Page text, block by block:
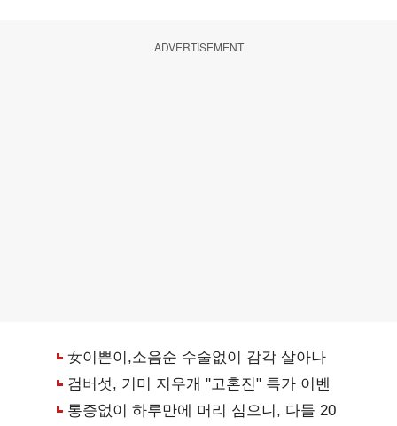
ADVERTISEMENT